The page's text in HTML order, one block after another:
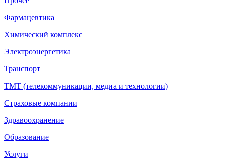
Фармацевтика
Химический комплекс
Электроэнергетика
Транспорт
ТМТ (телекоммуникации, медиа и технологии)
Страховые компании
Здравоохранение
Образование
Услуги